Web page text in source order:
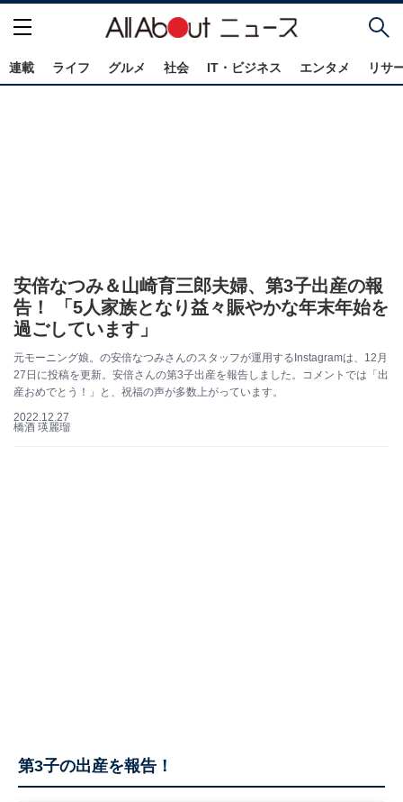
連載 ライフ グルメ 社会 IT・ビジネス エンタメ リサ
安倍なつみ＆山崎育三郎夫婦、第3子出産の報
告！ 「5人家族となり益々賑やかな年末年始を
過ごしています」
元モーニング娘。の安倍なつみさんのスタッフが運用するInstagramは、12月
27日に投稿を更新。安倍さんの第3子出産を報告しました。コメントでは「出
産おめでとう！」と、祝福の声が多数上がっています。
2022.12.27
橋酒 瑛麗瑠
第3子の出産を報告！